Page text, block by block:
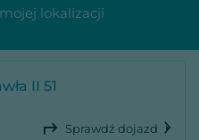
lokalizacji
II 51
Sprawdź dojazd